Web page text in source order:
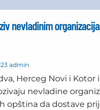
nevladinim
admin
Herceg Novi i Kotor
nevladine
opština da dostave